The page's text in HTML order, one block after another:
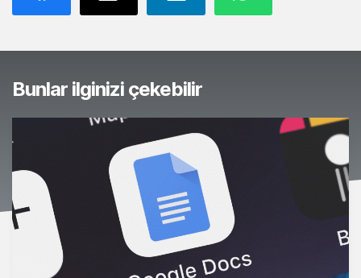
Bunlar ilginizi çekebilir